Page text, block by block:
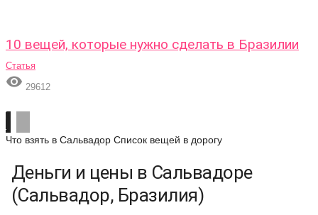
10 вещей, которые нужно сделать в Бразилии
Статья
 29612
Что взять в Сальвадор Список вещей в дорогу
Деньги и цены в Сальвадоре
(Сальвадор, Бразилия)